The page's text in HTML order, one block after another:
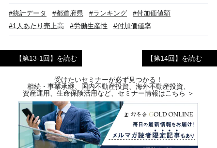
#統計データ #都道府県 #ランキング
#付加価値額
#1人あたり売上高
#労働生産性 #付加価値率
【第13-1回】を読む 【第14回】を読む
受けたいセミナーが必ず見つかる！
相続・事業承継、国内不動産投資、海外不動産投資、
資産運用、生命保険活用など、セミナー情報はこちら ＞